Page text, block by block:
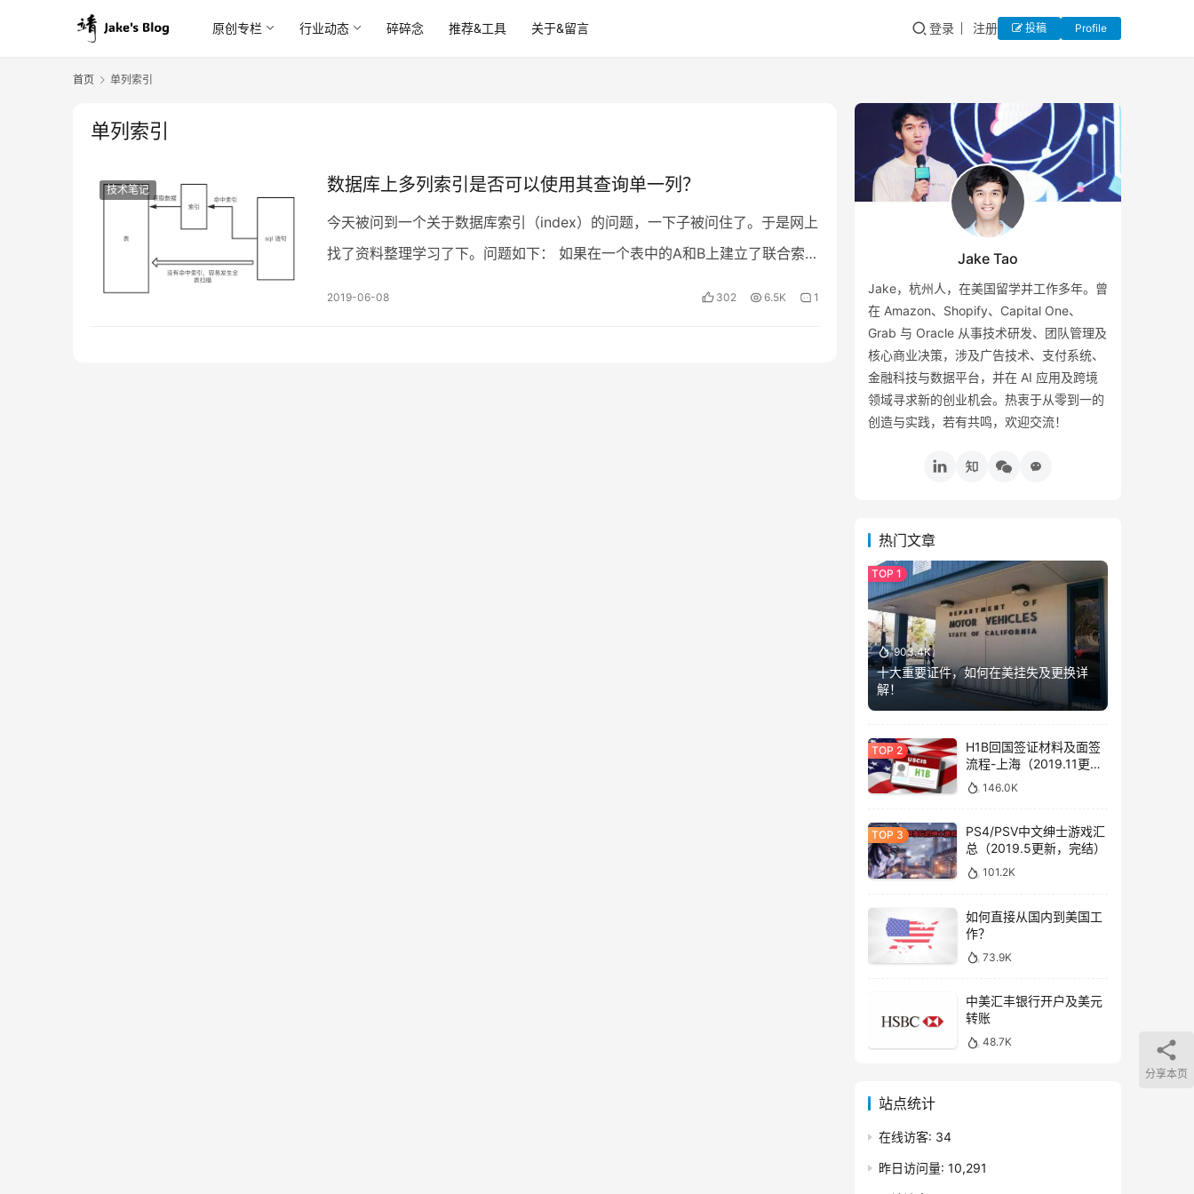
原创专栏 行业动态 碎碎念 推荐&工具 关于&留言 登录 注册 投稿 Profile
首页 单列索引
单列索引
技术笔记 数据库上多列索引是否可以使用其查询单一列？
今天被问到一个关于数据库索引（index）的问题，一下子被问住了。于是网上
找了资料整理学习了下。问题如下： 如果在一个表中的A和B上建立了联合索引
2019-06-08 302 6.5K 1
Jake Tao
Jake，杭州人，在美国留学并工作多年。曾
在 Amazon、Shopify、Capital One、
Grab 与 Oracle 从事技术研发、团队管理及
核心商业决策，涉及广告技术、支付系统、
金融科技与数据平台，并在 AI 应用及跨境
领域寻求新的创业机会。热衷于从零到一的
创造与实践，若有共鸣，欢迎交流！
热门文章
903.4K
十大重要证件，如何在美挂失及更换详
解！
H1B回国签证材料及面签
流程-上海（2019.11更
新）146.0K
PS4/PSV中文绅士游戏汇
总（2019.5更新，完结）
101.2K
如何直接从国内到美国工
作？
73.9K
中美汇丰银行开户及美元
转账
48.7K
站点统计
在线访客: 34
昨日访问量: 10,291
分享本页